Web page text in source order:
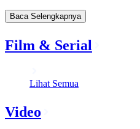
Baca Selengkapnya
Film & Serial
Lihat Semua
Video